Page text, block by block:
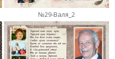
№29-Валя_2